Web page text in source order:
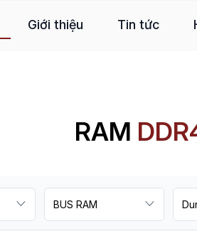
Giới thiệu Tin tức
RAM